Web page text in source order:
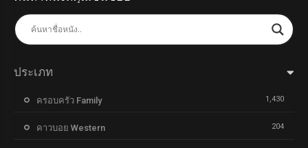
ประเภท
ครอบครัว Family 1,430
คาวบอย Western 204